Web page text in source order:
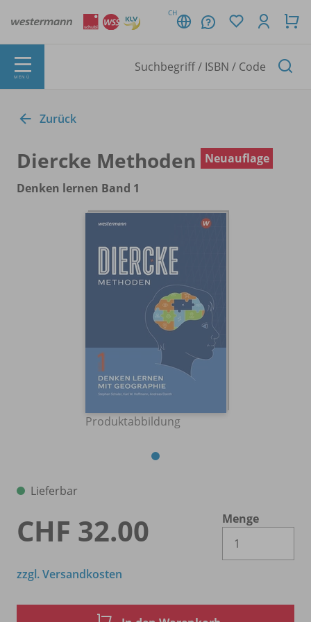
CH
MENÜ
Zurück
Diercke Methoden
Neuauflage
Denken lernen Band 1
Produktabbildung
Lieferbar
CHF 32.00
Menge
zzgl. Versandkosten